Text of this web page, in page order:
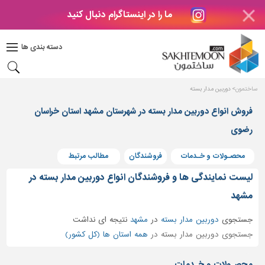
ما را در اینستاگرام دنبال کنید
دسته بندی ها
دکوراسیون
بتن
های
بتنی
پنجره
مصالح
نرده
و
ساختمون دوربین مدار بسته
فروش انواع دوربین مدار بسته در شهرستان مشهد استان خراسان
رضوی
محصـولات و خـدمات فروشندگان مطالب مرتبط
لیست نمایندگی ها و فروشندگان انواع دوربین مدار بسته در
مشهد
جستجوی دوربین مدار بسته در مشهد نتیجه ای نداشت
جستجوی دوربین مدار بسته در همه استان ها (کل کشور)